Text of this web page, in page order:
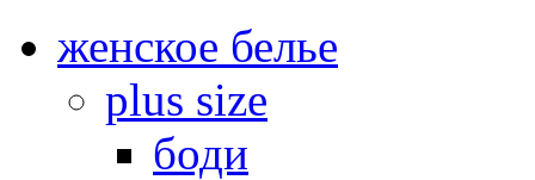
женское белье
plus size
боди